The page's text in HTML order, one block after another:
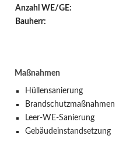
Anzahl WE/GE:
Bauherr:
Maßnahmen
Hüllensanierung
Brandschutzmaßnahmen
Leer-WE-Sanierung
Gebäudeinstandsetzung